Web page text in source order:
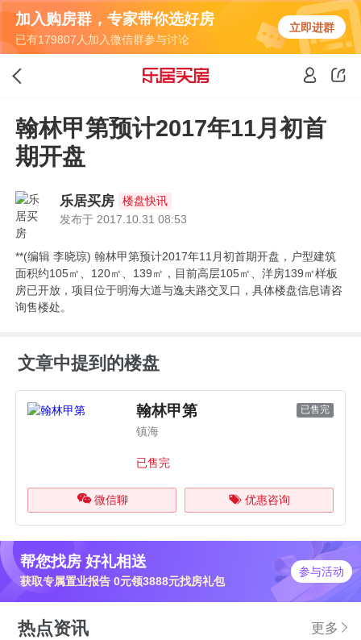
加入购房群，专家带你选好房
已有179807人加入微信群参与讨论
立即进群
翰林甲第预计2017年11月初首
期开盘
乐居买房
楼盘快讯
发布于 2017.10.31 08:53
**(编辑 李晓琼) 翰林甲第预计2017年11月初首期开盘，户型建筑
面积约105㎡、120㎡、139㎡，目前高层105㎡、洋房139㎡样板
房已开放，项目位于明海大道与逸夫路交叉口，具体楼盘信息请咨
询售楼处。
文章中提到的楼盘
翰林甲第 已售完
镇海
已售完
微信聊 优惠咨询
帮您找房 好礼相送
获取专属置业报告 0元领3888元找房礼包
参与活动
热点资讯 更多